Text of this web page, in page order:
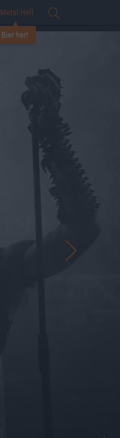
Metal Hell
Bier her!